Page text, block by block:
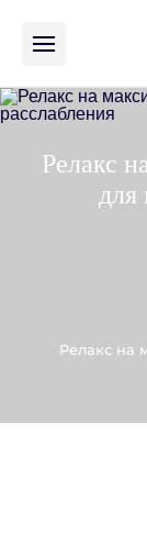
Релакс
для
Релакс на